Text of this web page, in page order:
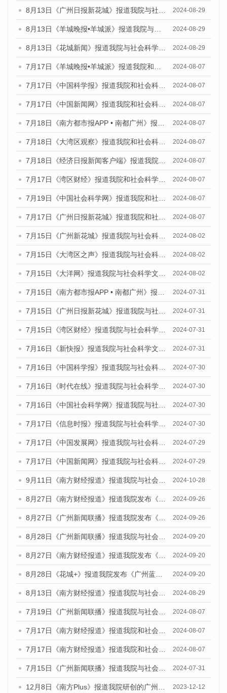
8月13日《广州日报新花城》报道我院与社会科学文献出版社联合发布的《广州蓝皮书：广州国际商贸中心发展报告（2024）》媒体文章 2024-08-29
8月13日《羊城晚报•羊城派》报道我院与社会科学文献出版社联合发布的《广州蓝皮书：广州国际商贸中心发展报告（2024）》媒体文章 2024-08-29
8月13日《花城新闻》报道我院与社会科学文献出版社联合发布的《广州蓝皮书：广州国际商贸中心发展报告（2024）》媒体文章 2024-08-29
7月17日《羊城晚报•羊城派》报道我院和社会科学文献出版社联合发布《广州蓝皮书：广州数字经济发展报告（2024）》的媒体文章 2024-08-07
7月17日《中国科学报》报道我院和社会科学文献出版社联合发布《广州蓝皮书：广州数字经济发展报告（2024）》的媒体文章 2024-08-07
7月17日《中国新闻网》报道我院和社会科学文献出版社联合发布《广州蓝皮书：广州数字经济发展报告（2024）》的媒体文章 2024-08-07
7月18日《南方都市报APP • 南都广州》报道我院和社会科学文献出版社联合发布《广州蓝皮书：广州数字经济发展报告（2024）》的媒体文章 2024-08-07
7月18日《大湾区观察》报道我院和社会科学文献出版社联合发布《广州蓝皮书：广州数字经济发展报告（2024）》的媒体文章 2024-08-07
7月18日《经济日报新闻客户端》报道我院和社会科学文献出版社联合发布《广州蓝皮书：广州数字经济发展报告（2024）》的媒体文章 2024-08-07
7月17日《湾区财经》报道我院和社会科学文献出版社联合发布《广州蓝皮书：广州数字经济发展报告（2024）》的媒体文章 2024-08-07
7月19日《中国社会科学网》报道我院和社会科学文献出版社联合发布《广州数字经济发展报告（2024）》蓝皮书的媒体文章 2024-08-07
7月17日《广州日报新花城》报道我院和社会科学文献出版社联合发布《广州蓝皮书：广州数字经济发展报告（2024）》的媒体文章 2024-08-07
7月15日《广州新花城》报道我院与社会科学文献出版社联合发布《广州蓝皮书：广州社会发展报告(2024)》的媒体文章 2024-08-02
7月15日《大湾区之声》报道我院与社会科学文献出版社联合发布《广州蓝皮书：广州社会发展报告(2024)》的媒体文章 2024-08-02
7月15日《大洋网》报道我院与社会科学文献出版社联合发布《广州蓝皮书：广州社会发展报告(2024)》的媒体文章 2024-08-02
7月15日《南方都市报APP • 南都广州》报道我院与社会科学文献出版社联合发布《广州蓝皮书：广州社会发展报告(2024)》的媒体文章 2024-07-31
7月15日《广州日报新花城》报道我院与社会科学文献出版社联合发布《广州蓝皮书：广州社会发展报告(2024)》的媒体文章 2024-07-31
7月15日《湾区财经》报道我院与社会科学文献出版社联合发布《广州蓝皮书：广州社会发展报告(2024)》的媒体文章 2024-07-31
7月16日《新快报》报道我院与社会科学文献出版社联合发布《广州蓝皮书：广州社会发展报告(2024)》的媒体文章 2024-07-31
7月16日《中国科学报》报道我院与社会科学文献出版社联合发布《广州蓝皮书：广州社会发展报告(2024)》的媒体文章 2024-07-30
7月16日《时代在线》报道我院与社会科学文献出版社联合发布《广州蓝皮书：广州社会发展报告(2024)》的媒体文章 2024-07-30
7月16日《中国社会科学网》报道我院与社会科学文献出版社联合发布《广州蓝皮书：广州社会发展报告(2024)》的媒体文章 2024-07-30
7月17日《信息时报》报道我院与社会科学文献出版社联合发布《广州蓝皮书：广州社会发展报告(2024)》的媒体文章 2024-07-30
7月17日《中国发展网》报道我院与社会科学文献出版社联合发布《广州蓝皮书：广州社会发展报告(2024)》的媒体文章 2024-07-29
7月17日《中国新闻网》报道我院与社会科学文献出版社联合发布《广州蓝皮书：广州社会发展报告(2024)》的媒体文章 2024-07-29
9月11日《南方财经报道》报道我院与社会科学文献出版社联合发布了《广州蓝皮书：广州金融发展报告（2024）》的视频采访 2024-10-28
8月27日《南方财经报道》报道我院发布《广州蓝皮书：广州创新型城市发展报告（2024）》的视频采访 2024-09-26
8月27日《广州新闻联播》报道我院发布《广州蓝皮书：广州创新型城市发展报告（2024）》的视频采访 2024-09-26
8月28日《广州新闻联播》报道我院与社会科学文献出版社联合发布《广州蓝皮书：广州城市国际化发展报告（2024）》的视频采访 2024-09-20
8月27日《南方财经报道》报道我院发布《广州蓝皮书：广州创新型城市发展报告（2024）》的视频采访 2024-09-20
8月28日《花城+》报道我院发布《广州蓝皮书：广州城市国际化发展报告（2024）》的视频采访 2024-09-20
8月13日《南方财经报道》报道我院与社会科学文献出版社联合发布的《广州蓝皮书：广州国际商贸中心发展报告（2024）》视频采访 2024-08-29
7月19日《广州新闻联播》报道我院与社会科学文献出版社联合发布《广州蓝皮书：广州社会发展报告(2024)》的视频采访 2024-08-07
7月17日《南方财经报道》报道我院和社会科学文献出版社联合发布《广州蓝皮书：广州数字经济发展报告（2024）》的视频采访 2024-08-07
7月17日《南方财经报道》报道我院和社会科学文献出版社联合发布《广州蓝皮书：广州数字经济发展报告（2024）》的视频采访 2024-08-07
7月15日《广州新闻联播》报道我院与社会科学文献出版社联合发布《广州蓝皮书：广州社会发展报告(2024)》的视频采访 2024-07-31
12月8日《南方Plus》报道我院研创的广州蓝皮书系列荣获全国第十四届优秀皮书奖四项大奖的媒体文章 2023-12-12